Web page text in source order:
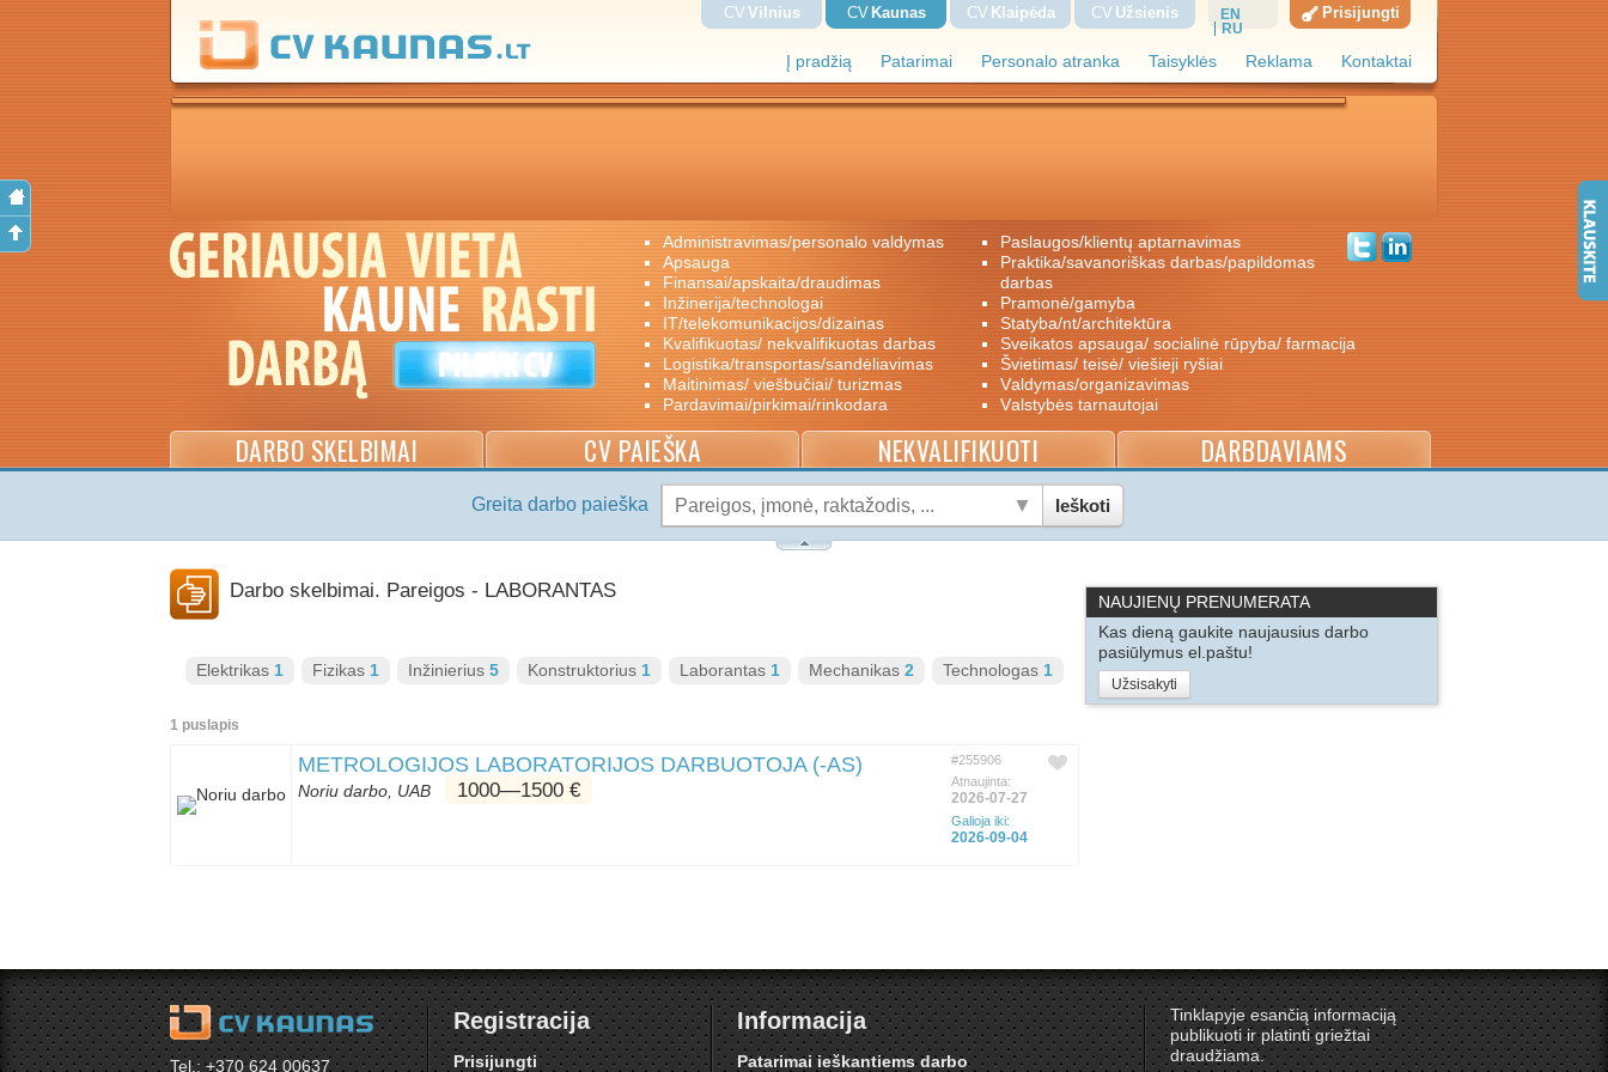
Į pradžią Patarimai Personalo atranka Taisyklės Reklama Kontaktai
CV Vilnius CV Kaunas CV Klaipėda CV Užsienis
EN
RU
Prisijungti
administravimas/personalo valdymas
apsauga
finansai/apskaita/draudimas
inžinerija/technologai
IT/telekomunikacijos/dizainas
kvalifikuotas/ nekvalifikuotas darbas
logistika/transportas/sandėliavimas
maitinimas/ viešbučiai/ turizmas
pardavimai/pirkimai/rinkodara
paslaugos/klientų aptarnavimas
praktika/savanoriškas darbas/papildomas
darbas
pramonė/gamyba
statyba/nt/architektūra
sveikatos apsauga/ socialinė rūpyba/ farmacija
švietimas/ teisė/ viešieji ryšiai
valdymas/organizavimas
valstybės tarnautojai
DARBO SKELBIMAI CV PAIEŠKA NEKVALIFIKUOTI DARBDAVIAMS
Greita darbo paieška Ieškoti
Darbo skelbimai. Pareigos - LABORANTAS
Elektrikas 1 Fizikas 1 Inžinierius 5 Konstruktorius 1 Laborantas 1 Mechanikas 2 Technologas 1
1 puslapis
METROLOGIJOS LABORATORIJOS DARBUOTOJA (-AS)
Noriu darbo, UAB 1000―1500 €
#255906
Atnaujinta:
2026-07-27
Galioja iki:
2026-09-04
NAUJIENŲ PRENUMERATA
Kas dieną gaukite naujausius darbo
pasiūlymus el.paštu!
Užsisakyti
Tel.: +370 624 00637
Registracija
Prisijungti
Informacija
Patarimai ieškantiems darbo
Tinklapyje esančią informaciją
publikuoti ir platinti griežtai
draudžiama.